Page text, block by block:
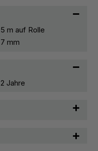
5 m auf Rolle
7 mm
2 Jahre